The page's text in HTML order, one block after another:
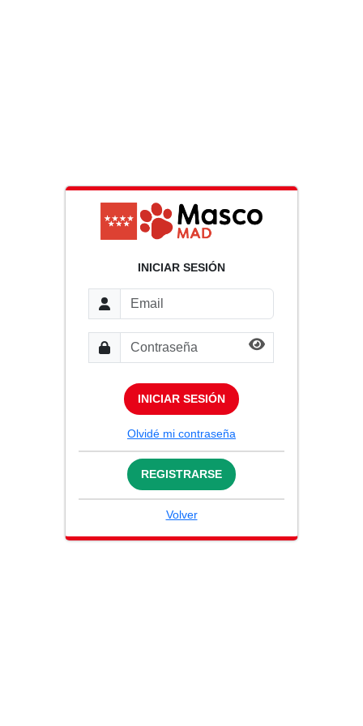
INICIAR SESIÓN
INICIAR SESIÓN
Olvidé mi contraseña
REGISTRARSE
Volver